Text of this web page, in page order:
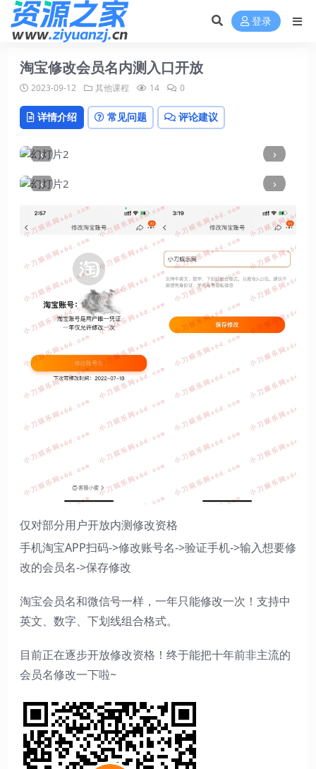
登录
淘宝修改会员名内测入口开放
2023-09-12 其他课程 14 0
详情介绍 常见问题 评论建议
‹
›
‹
›
仅对部分用户开放内测修改资格
手机淘宝APP扫码->修改账号名->验证手机->输入想要修
改的会员名->保存修改
淘宝会员名和微信号一样，一年只能修改一次！支持中
英文、数字、下划线组合格式。
目前正在逐步开放修改资格！终于能把十年前非主流的
会员名修改一下啦~